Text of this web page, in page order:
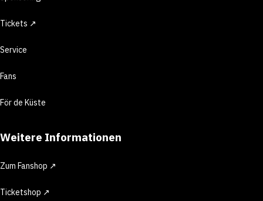
Tickets ↗
Service
Fans
För de Küste
Weitere Informationen
Zum Fanshop ↗
Ticketshop ↗